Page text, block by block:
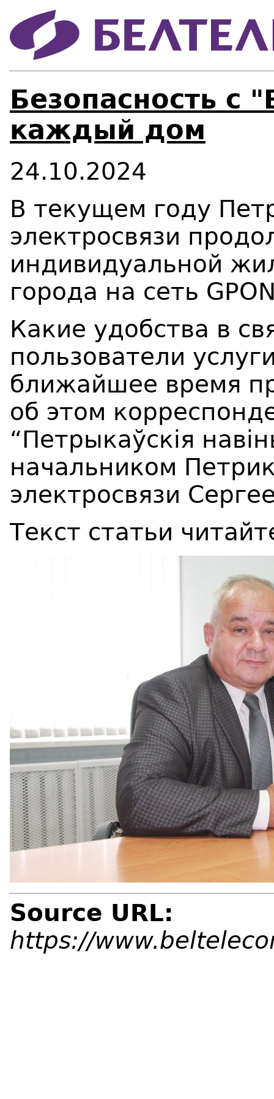
Безопасность с
каждый дом
24.10.2024
В текущем году
электросвязи
индивидуальной
города на сеть
Какие удобства в
пользователи
ближайшее время
об этом
“Петрыкаўскія
начальником
электросвязи
Текст статьи
Source URL:
https://